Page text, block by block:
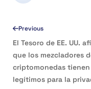
Previous
El Tesoro de EE. UU.
que los mezcladores
criptomonedas
legítimos para la